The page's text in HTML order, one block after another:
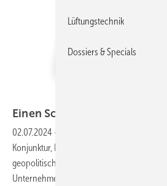
Einen Schritt nach dem
02.07.2024 -
Konjunktur, Fachkräftemangel,
geopolitische Ereignisse: Das ist keine
Unternehmen haben sich diese
Lüftungstechnik
Dossiers & Specials